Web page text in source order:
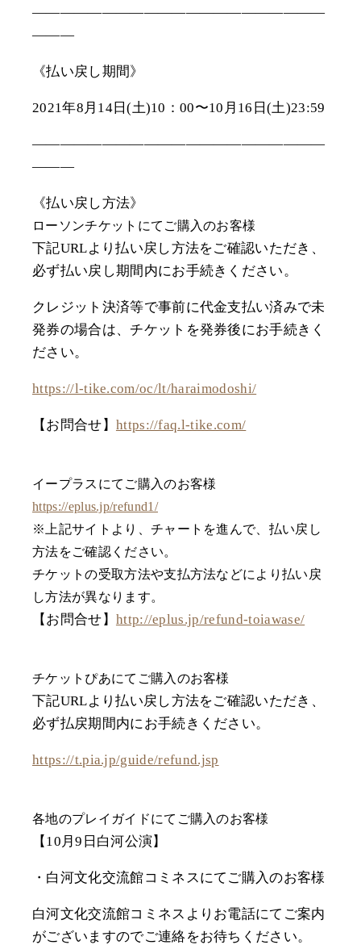
―――――――――――――――――――――
―――
《払い戻し期間》
2021年8月14日(土)10：00〜10月16日(土)23:59
―――――――――――――――――――――
―――
《払い戻し方法》
ローソンチケットにてご購入のお客様
下記URLより払い戻し方法をご確認いただき、
必ず払い戻し期間内にお手続きください。
クレジット決済等で事前に代金支払い済みで未
発券の場合は、チケットを発券後にお手続きく
ださい。
https://l-tike.com/oc/lt/haraimodoshi/
【お問合せ】 https://faq.l-tike.com/
イープラスにてご購入のお客様
https://eplus.jp/refund1/
※上記サイトより、チャートを進んで、払い戻し
方法をご確認ください。
チケットの受取方法や支払方法などにより払い戻
し方法が異なります。
【お問合せ】 http://eplus.jp/refund-toiawase/
チケットぴあにてご購入のお客様
下記URLより払い戻し方法をご確認いただき、
必ず払戻期間内にお手続きください。
https://t.pia.jp/guide/refund.jsp
各地のプレイガイドにてご購入のお客様
【10月9日白河公演】
・白河文化交流館コミネスにてご購入のお客様
白河文化交流館コミネスよりお電話にてご案内
がございますのでご連絡をお待ちください。